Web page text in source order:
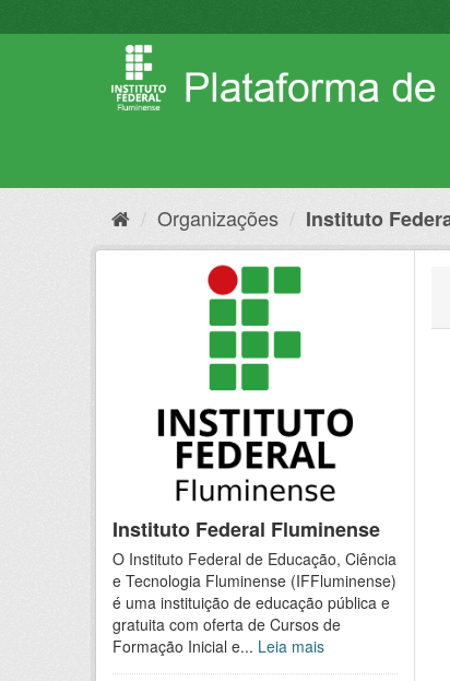
para
Organizações Instituto
Instituto Federal Fluminense
O Instituto Federal de Educação, Ciência
e Tecnologia Fluminense (IFFluminense)
é uma instituição de educação pública e
gratuita com oferta de Cursos de
Formação Inicial e... Leia mais